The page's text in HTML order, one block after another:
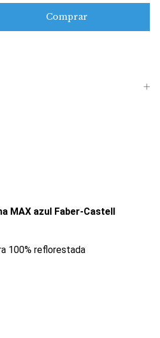
MAX azul Faber-Castell
100% reflorestada